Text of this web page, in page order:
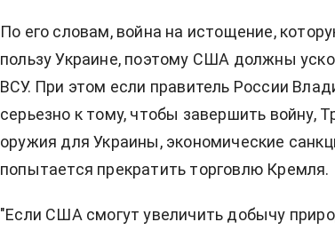
По его словам, война на истощение,
пользу Украине, поэтому США должны
ВСУ. При этом если правитель России
серьезно к тому, чтобы завершить войну,
оружия для Украины, экономические
попытается прекратить торговлю Кремля.
"Если США смогут увеличить добычу